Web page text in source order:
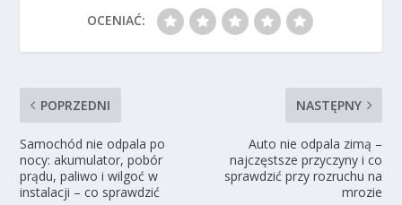
OCENIAĆ:
POPRZEDNI
Samochód nie odpala po
nocy: akumulator, pobór
prądu, paliwo i wilgoć w
instalacji – co sprawdzić
NASTĘPNY
Auto nie odpala zimą –
najczęstsze przyczyny i co
sprawdzić przy rozruchu na
mrozie